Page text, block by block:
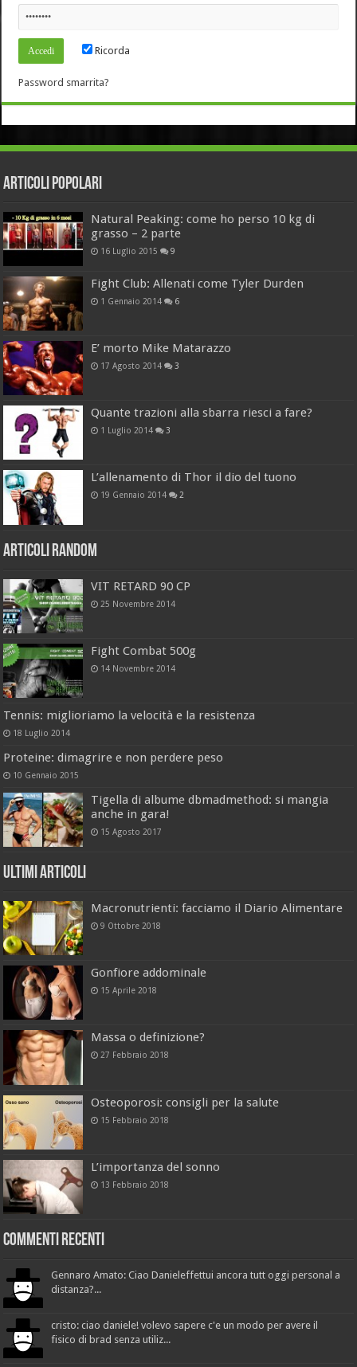
Ricorda
Password smarrita?
Articoli Popolari
Natural Peaking: come ho perso 10 kg di
grasso – 2 parte
16 Luglio 2015 9
Fight Club: Allenati come Tyler Durden
1 Gennaio 2014 6
E’ morto Mike Matarazzo
17 Agosto 2014 3
Quante trazioni alla sbarra riesci a fare?
1 Luglio 2014 3
L’allenamento di Thor il dio del tuono
19 Gennaio 2014 2
Articoli Random
VIT RETARD 90 CP
25 Novembre 2014
Fight Combat 500g
14 Novembre 2014
Tennis: miglioriamo la velocità e la resistenza
18 Luglio 2014
Proteine: dimagrire e non perdere peso
10 Gennaio 2015
Tigella di albume dbmadmethod: si mangia
anche in gara!
15 Agosto 2017
Ultimi Articoli
Macronutrienti: facciamo il Diario Alimentare
9 Ottobre 2018
Gonfiore addominale
15 Aprile 2018
Massa o definizione?
27 Febbraio 2018
Osteoporosi: consigli per la salute
15 Febbraio 2018
L’importanza del sonno
13 Febbraio 2018
Commenti recenti
Gennaro Amato: Ciao Danieleffettui ancora tutt oggi personal a
distanza?...
cristo: ciao daniele! volevo sapere c'e un modo per avere il
fisico di brad senza utiliz...